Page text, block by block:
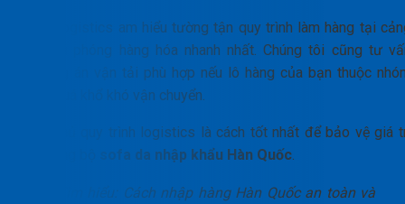
PTN Logistics am hiểu tường tận quy trình làm hàng tại
để giải phóng hàng hóa nhanh nhất. Chúng tôi cũng tư
phương án vận tải phù hợp nếu lô hàng của bạn thuộc
hàng quá khổ khó vận chuyển.
Làm chủ quy trình logistics là cách tốt nhất để bảo vệ giá
sofa da nhập khẩu Hàn Quốc
Tìm hiểu: Cách nhập hàng Hàn Quốc an toàn và